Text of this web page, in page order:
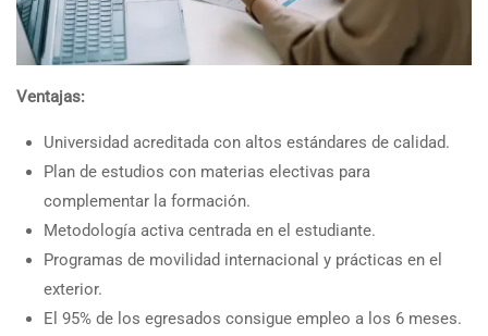
Ventajas:
Universidad acreditada con altos estándares de calidad.
Plan de estudios con materias electivas para
complementar la formación.
Metodología activa centrada en el estudiante.
Programas de movilidad internacional y prácticas en el
exterior.
El 95% de los egresados consigue empleo a los 6 meses.